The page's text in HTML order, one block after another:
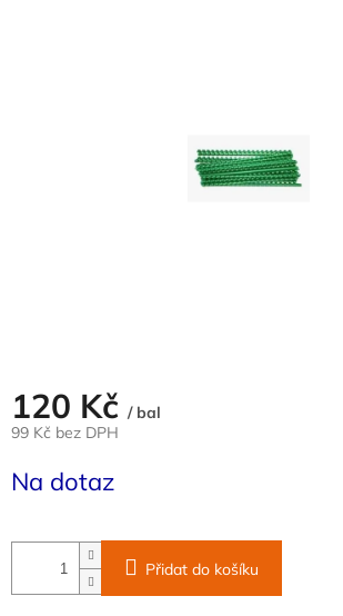
120 Kč / bal
99 Kč bez DPH
cena:
Na dotaz
Přidat do košíku